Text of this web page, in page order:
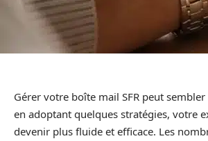
Gérer votre boîte mail SFR peut
en adoptant quelques stratégies, votre
devenir plus fluide et efficace. Les